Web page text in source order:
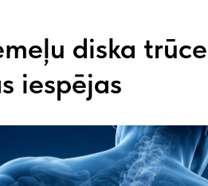
diska
iespējas